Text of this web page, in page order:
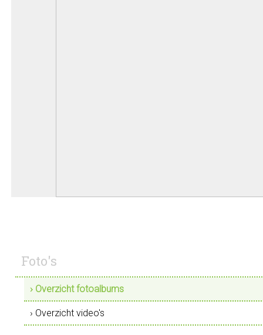
Foto's
› Overzicht fotoalbums
› Overzicht video's